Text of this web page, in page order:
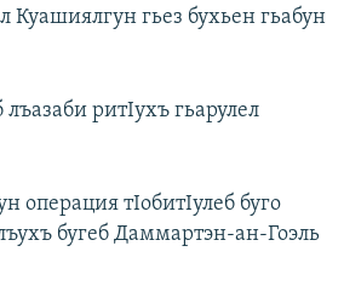
Куашиялгун гьез бухьен гьабун
ритIухъ гьарулел
операция тIобитIулеб буго
бугеб Даммартэн-ан-Гоэль